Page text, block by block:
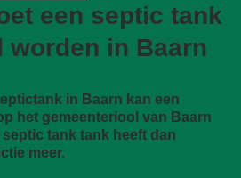
een septic tank
worden in Baarn
in Baarn kan een
het gemeenteriool van Baarn
tank tank heeft dan
meer.